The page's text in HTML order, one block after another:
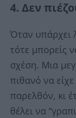
4. Δεν
Όταν υπάρχει
τότε μπορείς
σχέση. Μια
πιθανό να
παρελθόν, κι
θέλει να